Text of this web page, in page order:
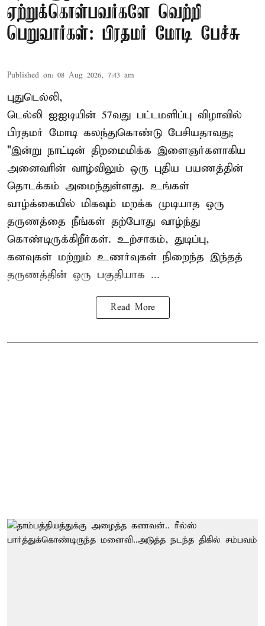
ஏற்றுக்கொள்பவர்களே வெற்றி
பெறுவார்கள்: பிரதமர் மோடி பேச்சு
Published on: 08 Aug 2026, 7:43 am
புதுடெல்லி,
டெல்லி ஐஐடியின் 57வது பட்டமளிப்பு விழாவில்
பிரதமர் மோடி கலந்துகொண்டு பேசியதாவது;
"இன்று நாட்டின் திறமைமிக்க இளைஞர்களாகிய
அனைவரின் வாழ்விலும் ஒரு புதிய பயணத்தின்
தொடக்கம் அமைந்துள்ளது. உங்கள்
வாழ்க்கையில் மிகவும் மறக்க முடியாத ஒரு
தருணத்தை நீங்கள் தற்போது வாழ்ந்து
கொண்டிருக்கிறீர்கள். உற்சாகம், துடிப்பு,
கனவுகள் மற்றும் உணர்வுகள் நிறைந்த இந்தத்
தருணத்தின் ஒரு பகுதியாக ...
Read More